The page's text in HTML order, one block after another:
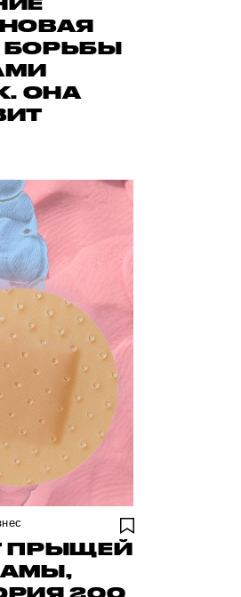
БОРЬБЫ
ОНА
ПРЫЩЕЙ